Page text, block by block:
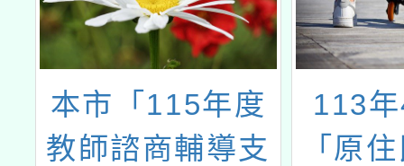
本市「115年度
教師諮商輔導支
113
「原